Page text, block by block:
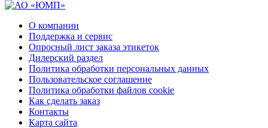
О компании
Поддержка и сервис
Опросный лист заказа этикеток
Дилерский раздел
Политика обработки персональных данных
Пользовательское соглашение
Политика обработки файлов cookie
Как сделать заказ
Контакты
Карта сайта